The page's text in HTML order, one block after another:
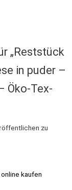
„Reststück
in puder –
Öko-Tex-
zu